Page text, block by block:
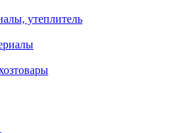
утеплитель